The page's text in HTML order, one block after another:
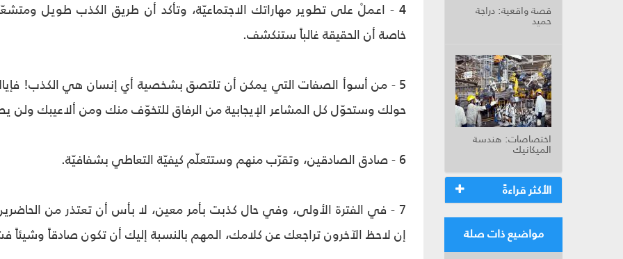
قصة واقعية: دراجة
حميد
اختصاصات: هندسة
الميكانيك
الأكثر قراءةً
مواضيع ذات صلة
4 - اعملْ على تطوير مهاراتك الاجتماعيّة، وتأكد أن طريق الكذب طويل
خاصة أن الحقيقة غالباً ستنكشف.
5 - من أسوأ الصفات التي يمكن أن تلتصق بشخصية أي إنسان هي الكذب!
حولك وستحوّل كل المشاعر الإيجابية من الرفاق للتخوّف منك ومن ألاعيبك ولن
6 - صادق الصادقين، وتقرّب منهم وستتعلّم كيفيّة التعاطي بشفافيّة.
7 - في الفترة الأولى، وفي حال كذبت بأمر معين، لا بأس أن تعتذر من
إن لاحظ الآخرون تراجعك عن كلامك، المهم بالنسبة إليك أن تكون صادقاً وشيئاً